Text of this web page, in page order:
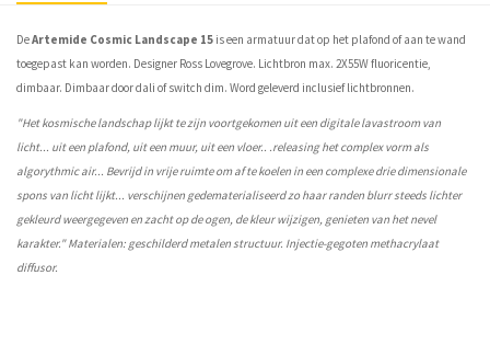
DeArtemide Cosmic Landscape 15 is een armatuur dat op het plafond of aan te wand
toegepast kan worden. Designer Ross Lovegrove. Lichtbron max. 2X55W fluoricentie,
dimbaar. Dimbaar door dali of switch dim. Word geleverd inclusief lichtbronnen.
"Het kosmische landschap lijkt te zijn voortgekomen uit een digitale lavastroom van
licht... uit een plafond, uit een muur, uit een vloer.. .releasing het complex vorm als
algorythmic air... Bevrijd in vrije ruimte om af te koelen in een complexe drie dimensionale
spons van licht lijkt... verschijnen gedematerialiseerd zo haar randen blurr steeds lichter
gekleurd weergegeven en zacht op de ogen, de kleur wijzigen, genieten van het nevel
karakter." Materialen: geschilderd metalen structuur. Injectie-gegoten methacrylaat
diffusor.